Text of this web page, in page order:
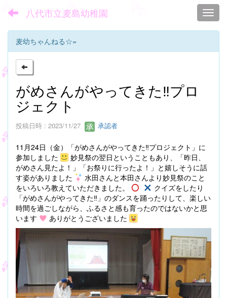
八代市立麦島幼稚園
麦幼ちゃんねる☆=
がめさんがやってきた‼プロ
ジェクト
投稿日時 : 2023/11/27 承認者
11月24日（金）「がめさんがやってきた‼プロジェクト」に
参加しました
妙見祭の翌日ということもあり、「昨日、
がめさん見たよ！」「お祭りに行ったよ！」と嬉しそうに話
す姿がありました
水田さんと本田さんより妙見祭のこと
をいろいろ教えていただきました。
クイズをしたり
「がめさんがやってきた‼」のダンスを踊ったりして、楽しい
時間を過ごしながら、ふるさと感も育ったのではないかと思
います
ありがとうございました